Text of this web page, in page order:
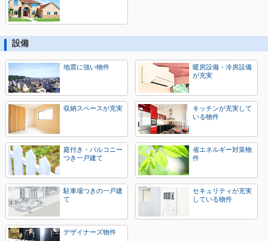
設備
地震に強い物件
暖房設備・冷房設備
が充実
収納スペースが充実
キッチンが充実して
いる物件
庭付き・バルコニー
つき一戸建て
省エネルギー対策物
件
駐車場つきの一戸建
て
セキュリティが充実
している物件
デザイナーズ物件